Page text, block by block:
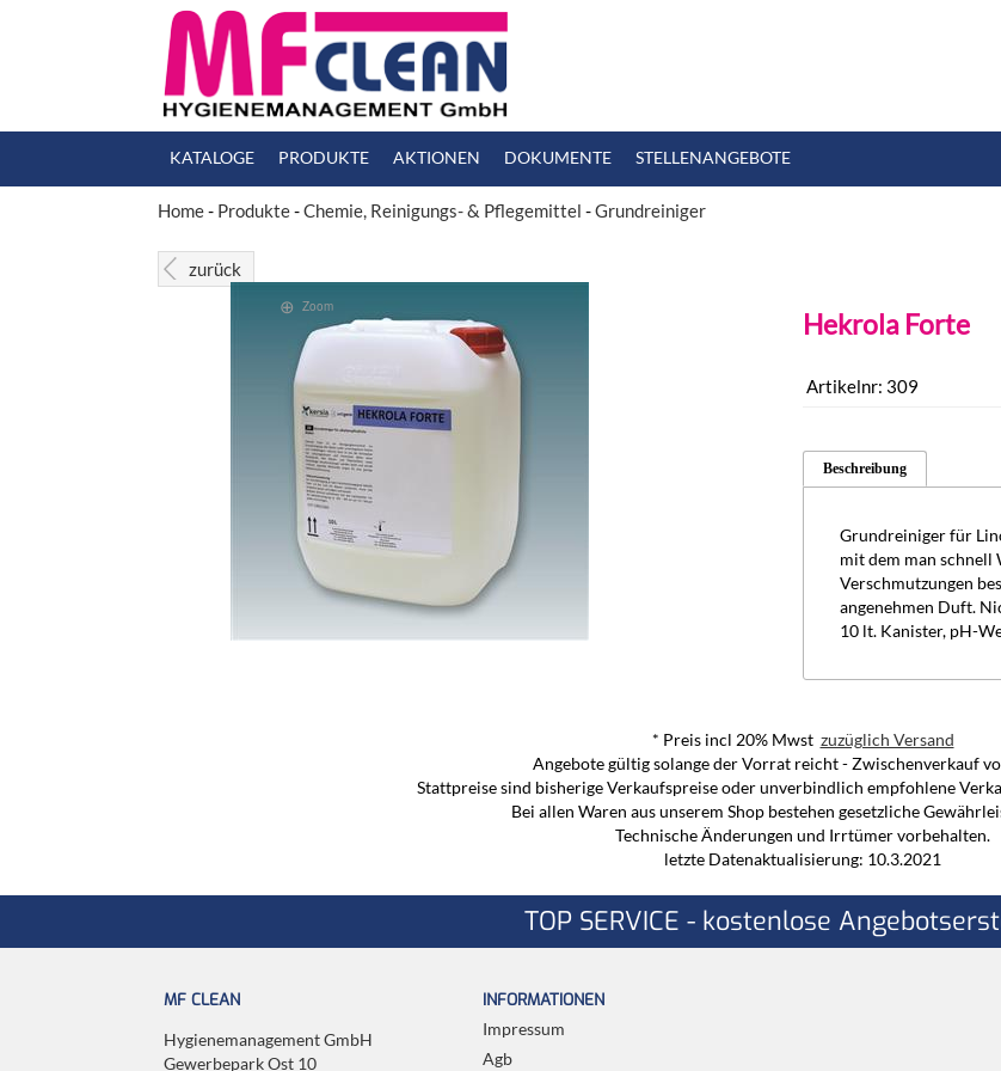
KATALOGE PRODUKTE AKTIONEN DOKUMENTE STELLENANGEBOTE
Home- Produkte-Chemie, Reinigungs- & Pflegemittel -Grundreiniger
zurück
Zoom
Hekrola Forte
Artikelnr: 309
Beschreibung
Grundreiniger für
mit dem man schnell
Verschmutzungen
angenehmen Duft.
10 lt. Kanister, pH-
* Preis incl 20% Mwst zuzüglich Versand
Angebote gültig solange der Vorrat reicht - Zwischenverkauf
Stattpreise sind bisherige Verkaufspreise oder unverbindlich empfohlene
Bei allen Waren aus unserem Shop bestehen gesetzliche
Technische Änderungen und Irrtümer vorbehalten.
letzte Datenaktualisierung: 10.3.2021
TOP SERVICE - kostenlose
MF CLEAN
Hygienemanagement GmbH
Gewerbepark Ost 10
INFORMATIONEN
Impressum
Agb